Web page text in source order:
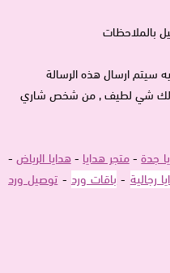
بالملاحظات
سيتم ارسال هذه الرسالة
لك شي لطيف , من شخص شاري
جدة-متجر هدايا -هدايا الرياض-
رجالية - باقات ورد - توصيل ورد